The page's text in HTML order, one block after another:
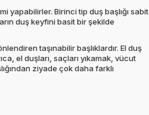
yapabilirler. Birinci tip duş başlığı sabit
duş keyfini basit bir şekilde
taşınabilir başlıklardır. El duş
el duşları, saçları yıkamak, vücut
ziyade çok daha farklı